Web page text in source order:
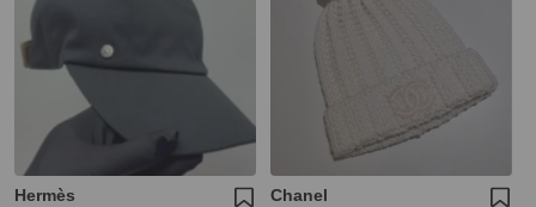
Hermès Chanel